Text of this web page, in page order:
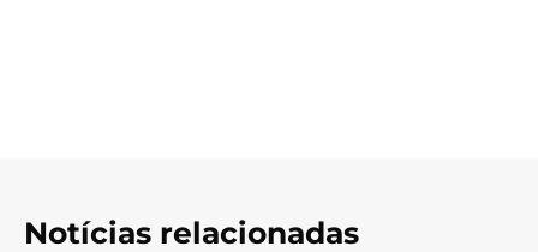
Notícias relacionadas